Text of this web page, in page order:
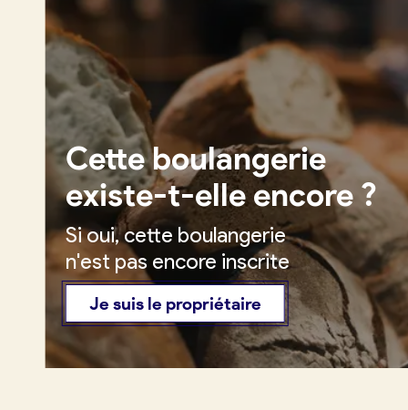
Je suis boulanger
Je découvre France
Pourquoi adhérer à France
Je référence ma boulangerie
Je crée mon compte
Cette boulangerie
existe-t-elle encore ?
Si oui, cette boulangerie
n'est pas encore inscrite
Je suis le propriétaire